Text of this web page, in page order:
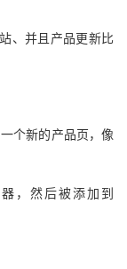
、并且产品更新比
个新的产品页，像
，然后被添加到